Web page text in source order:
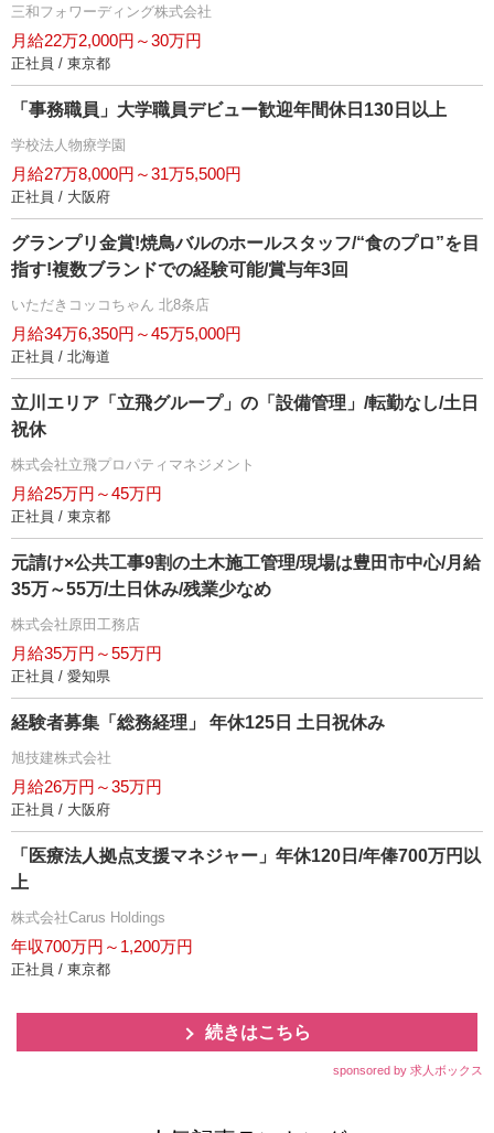
三和フォワーディング株式会社
月給22万2,000円～30万円
正社員 / 東京都
「事務職員」大学職員デビュー歓迎年間休日130日以上
学校法人物療学園
月給27万8,000円～31万5,500円
正社員 / 大阪府
グランプリ金賞!焼鳥バルのホールスタッフ/“食のプロ”を目
指す!複数ブランドでの経験可能/賞与年3回
いただきコッコちゃん 北8条店
月給34万6,350円～45万5,000円
正社員 / 北海道
立川エリア「立飛グループ」の「設備管理」/転勤なし/土日
祝休
株式会社立飛プロパティマネジメント
月給25万円～45万円
正社員 / 東京都
元請け×公共工事9割の土木施工管理/現場は豊田市中心/月給
35万～55万/土日休み/残業少なめ
株式会社原田工務店
月給35万円～55万円
正社員 / 愛知県
経験者募集「総務経理」 年休125日 土日祝休み
旭技建株式会社
月給26万円～35万円
正社員 / 大阪府
「医療法人拠点支援マネジャー」年休120日/年俸700万円以
上
株式会社Carus Holdings
年収700万円～1,200万円
正社員 / 東京都
続きはこちら
sponsored by 求人ボックス